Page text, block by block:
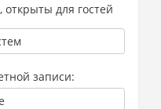
для гостей
записи: